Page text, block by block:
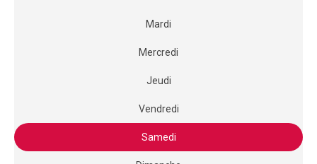
Mardi
Mercredi
Jeudi
Vendredi
Samedi